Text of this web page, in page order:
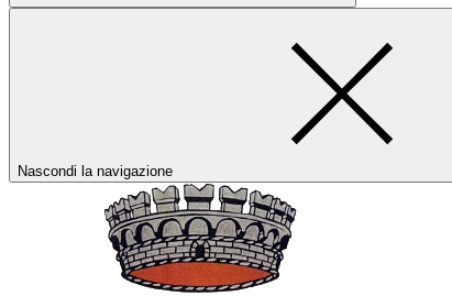
Nascondi la navigazione